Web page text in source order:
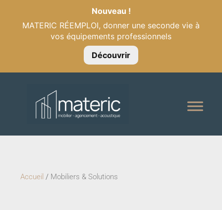
Nouveau !
MATERIC RÉEMPLOI, donner une seconde vie à
vos équipements professionnels
Découvrir
Accueil / Mobiliers & Solutions